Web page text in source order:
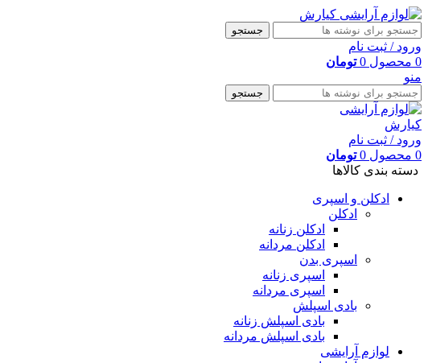
جستجو
ورود / ثبت نام
0 محصول 0 تومان
منو
جستجو
ورود / ثبت نام
0 محصول 0 تومان
دسته بندی کالاها
ادکلن و اسپری
ادکلن
ادکلن زنانه
ادکلن مردانه
اسپری بدن
اسپری زنانه
اسپری مردانه
بادی اسپلش
بادی اسپلش زنانه
بادی اسپلش مردانه
لوازم آرایشی